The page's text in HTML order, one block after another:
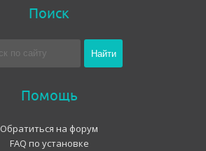
Поиск
Помощь
Обратиться на форум
FAQ по установке